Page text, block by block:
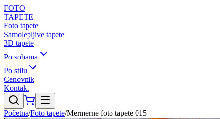
FOTO
TAPETE
Foto tapete
Samolepljive tapete
3D tapete
Po sobama
Po stilu
Cenovnik
Kontakt
Početna/Foto tapete/Mermerne foto tapete 015